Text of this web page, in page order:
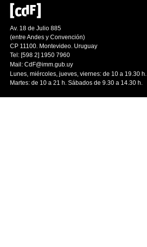
Av. 18 de Julio 885
(entre Andes y Convención)
CP 11100. Montevideo. Uruguay
Tel: [598 2] 1950 7960
Mail: CdF@imm.gub.uy
Lunes, miércoles, jueves, viernes: de 10 a 19.30 h.
Martes: de 10 a 21 h. Sábados de 9.30 a 14.30 h.